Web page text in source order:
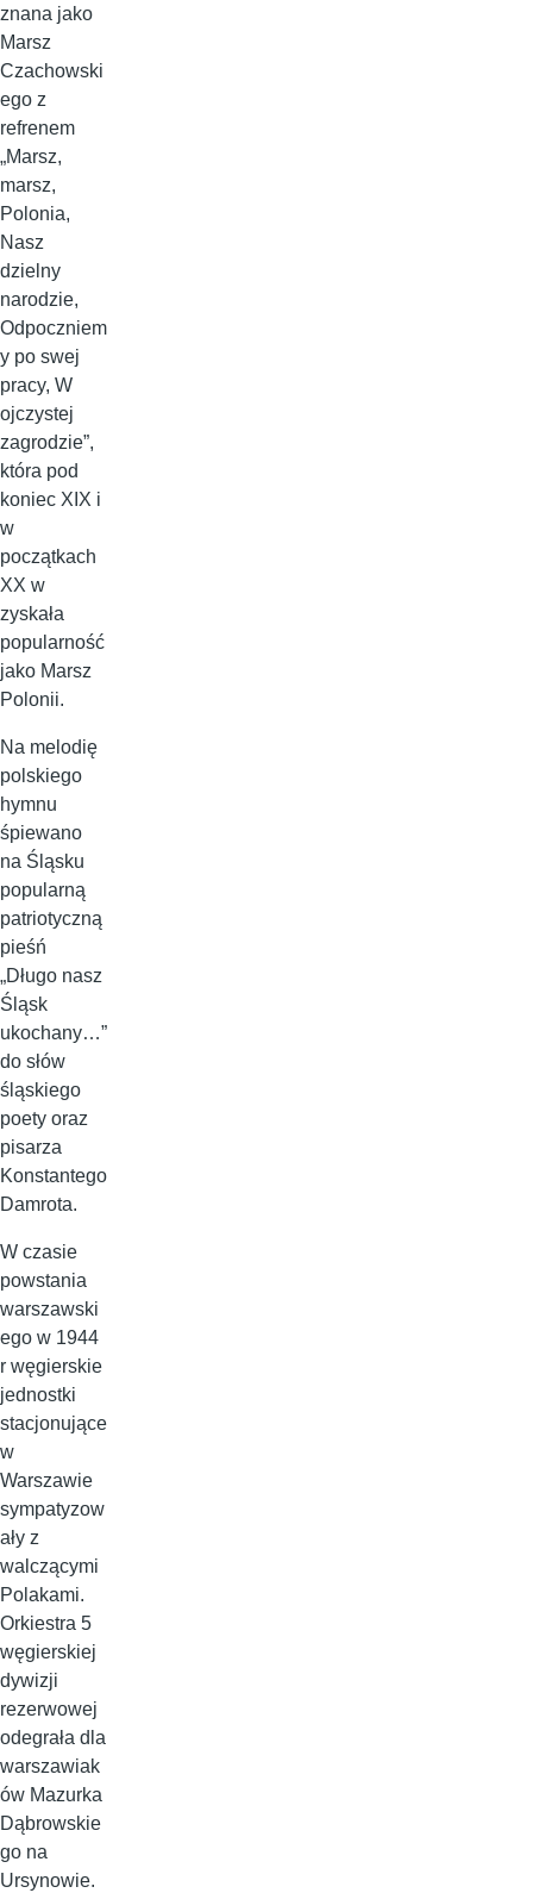
znana jako
Marsz
Czachowski
ego z
refrenem
„Marsz,
marsz,
Polonia,
Nasz
dzielny
narodzie,
Odpoczniem
y po swej
pracy, W
ojczystej
zagrodzie”,
która pod
koniec XIX i
w
początkach
XX w
zyskała
popularność
jako Marsz
Polonii.
Na melodię
polskiego
hymnu
śpiewano
na Śląsku
popularną
patriotyczną
pieśń
„Długo nasz
Śląsk
ukochany…”
do słów
śląskiego
poety oraz
pisarza
Konstantego
Damrota.
W czasie
powstania
warszawski
ego w 1944
r węgierskie
jednostki
stacjonujące
w
Warszawie
sympatyzow
ały z
walczącymi
Polakami.
Orkiestra 5
węgierskiej
dywizji
rezerwowej
odegrała dla
warszawiak
ów Mazurka
Dąbrowskie
go na
Ursynowie.